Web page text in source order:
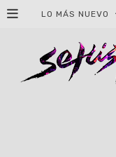
LO MÁS NUEVO